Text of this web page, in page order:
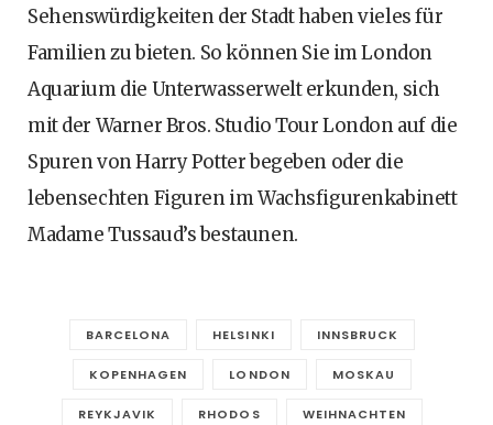
Sehenswürdigkeiten der Stadt haben vieles für
Familien zu bieten. So können Sie im London
Aquarium die Unterwasserwelt erkunden, sich
mit der Warner Bros. Studio Tour London auf die
Spuren von Harry Potter begeben oder die
lebensechten Figuren im Wachsfigurenkabinett
Madame Tussaud’s bestaunen.
BARCELONA HELSINKI INNSBRUCK
KOPENHAGEN LONDON MOSKAU
REYKJAVIK RHODOS WEIHNACHTEN